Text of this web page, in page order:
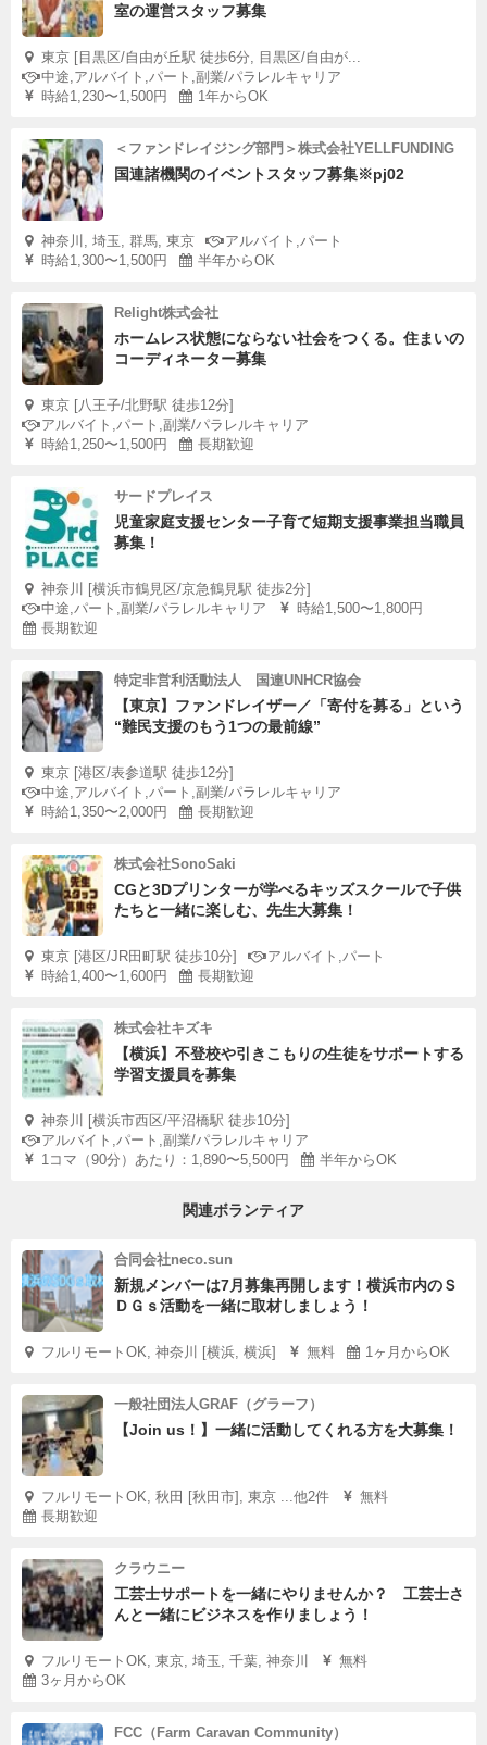
室の運営スタッフ募集
東京 [目黒区/自由が丘駅 徒歩6分, 目黒区/自由が...
中途,アルバイト,パート,副業/パラレルキャリア
時給1,230〜1,500円
1年からOK
＜ファンドレイジング部門＞株式会社YELLFUNDING
国連諸機関のイベントスタッフ募集※pj02
神奈川, 埼玉, 群馬, 東京
アルバイト,パート
時給1,300〜1,500円
半年からOK
Relight株式会社
ホームレス状態にならない社会をつくる。住まいの
コーディネーター募集
東京 [八王子/北野駅 徒歩12分]
アルバイト,パート,副業/パラレルキャリア
時給1,250〜1,500円
長期歓迎
サードプレイス
児童家庭支援センター子育て短期支援事業担当職員
募集！
神奈川 [横浜市鶴見区/京急鶴見駅 徒歩2分]
中途,パート,副業/パラレルキャリア
時給1,500〜1,800円
長期歓迎
特定非営利活動法人 国連UNHCR協会
【東京】ファンドレイザー／「寄付を募る」という
“難民支援のもう1つの最前線”
東京 [港区/表参道駅 徒歩12分]
中途,アルバイト,パート,副業/パラレルキャリア
時給1,350〜2,000円
長期歓迎
株式会社SonoSaki
CGと3Dプリンターが学べるキッズスクールで子供
たちと一緒に楽しむ、先生大募集！
東京 [港区/JR田町駅 徒歩10分]
アルバイト,パート
時給1,400〜1,600円
長期歓迎
株式会社キズキ
【横浜】不登校や引きこもりの生徒をサポートする
学習支援員を募集
神奈川 [横浜市西区/平沼橋駅 徒歩10分]
アルバイト,パート,副業/パラレルキャリア
1コマ（90分）あたり：1,890〜5,500円
半年からOK
関連ボランティア
合同会社neco.sun
新規メンバーは7月募集再開します！横浜市内のＳ
ＤＧｓ活動を一緒に取材しましょう！
フルリモートOK, 神奈川 [横浜, 横浜] 無料 1ヶ月からOK
一般社団法人GRAF（グラーフ）
【Join us！】一緒に活動してくれる方を大募集！
フルリモートOK, 秋田 [秋田市], 東京 ...他2件
無料
長期歓迎
クラウニー
工芸士サポートを一緒にやりませんか？ 工芸士さ
んと一緒にビジネスを作りましょう！
フルリモートOK, 東京, 埼玉, 千葉, 神奈川
無料
3ヶ月からOK
FCC（Farm Caravan Community）